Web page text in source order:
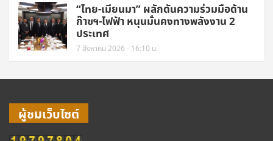
“ไทย-เมียนมา” ผลักดันความร่วมมือด้าน
ก๊าซฯ-ไฟฟ้า หนุนมั่นคงทางพลังงาน 2
ประเทศ
7 สิงหาคม 2026 - 16:10 น.
ผู้ชมเว็บไซต์